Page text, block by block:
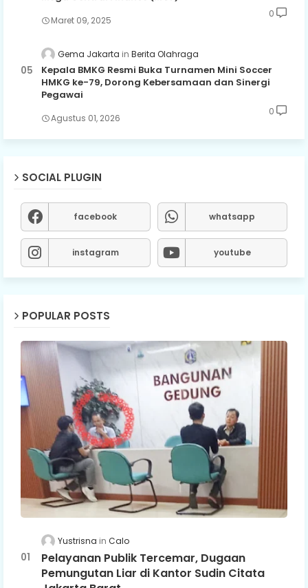
Maret 09, 2025
0
Gema Jakarta Berita Olahraga
Kepala BMKG Resmi Buka Turnamen Mini Soccer
HMKG ke-79, Dorong Kebersamaan dan Sinergi
Pegawai
Agustus 01, 2026
0
SOCIAL PLUGIN
facebook whatsapp
instagram youtube
POPULAR POSTS
Yustrisna Calo
Pelayanan Publik Tercemar, Dugaan
Pemungutan Liar di Kantor Sudin Citata